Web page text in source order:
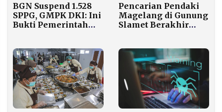
BGN Suspend 1.528
SPPG, GMPK DKI: Ini
Bukti Pemerintah
Pencarian Pendaki
Magelang di Gunung
Slamet Berakhir
Pemantauan